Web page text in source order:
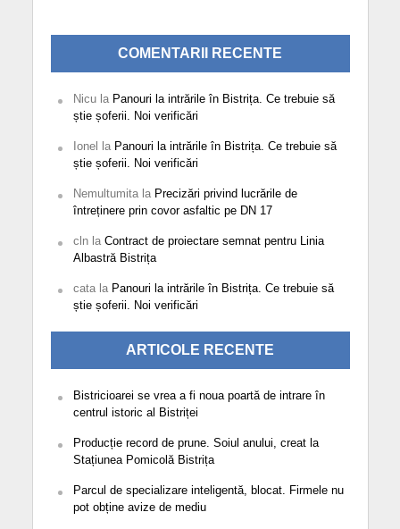
COMENTARII RECENTE
Nicula Panouri la intrările în Bistrița. Ce trebuie să
știe șoferii. Noi verificări
Ionel la Panouri la intrările în Bistrița. Ce trebuie să
știe șoferii. Noi verificări
Nemultumitala Precizări privind lucrările de
întreținere prin covor asfaltic pe DN 17
clnla Contract de proiectare semnat pentru Linia
Albastră Bistrița
catala Panouri la intrările în Bistrița. Ce trebuie să
știe șoferii. Noi verificări
ARTICOLE RECENTE
Bistricioarei se vrea a fi noua poartă de intrare în
centrul istoric al Bistriței
Producție record de prune. Soiul anului, creat la
Stațiunea Pomicolă Bistrița
Parcul de specializare inteligentă, blocat. Firmele nu
pot obține avize de mediu